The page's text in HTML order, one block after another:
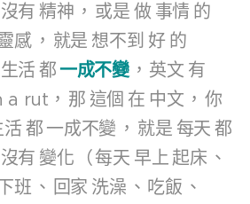
沒有 精神 ， 或是 做 事情 的
感 ， 就是 想不到 好 的
生活 都一成不變， 英文 有
a rut， 那 這個 在 中文 ， 你
活 都 一成不變 ， 就是 每天 都
沒有 變化 （每天 早上起床 、
班 、 回家 洗澡 、 吃飯 、